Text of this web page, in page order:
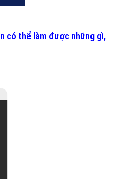
có thể làm được những gì,